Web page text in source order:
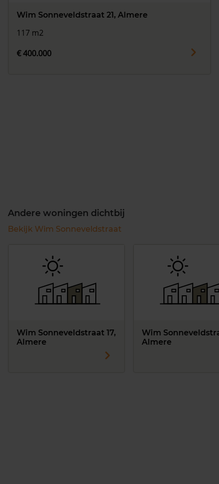
Wim Sonneveldstraat 21, Almere
117 m2
€ 400.000
Andere woningen dichtbij
Bekijk Wim Sonneveldstraat
Wim Sonneveldstraat 17,
Almere
Wim
Almere